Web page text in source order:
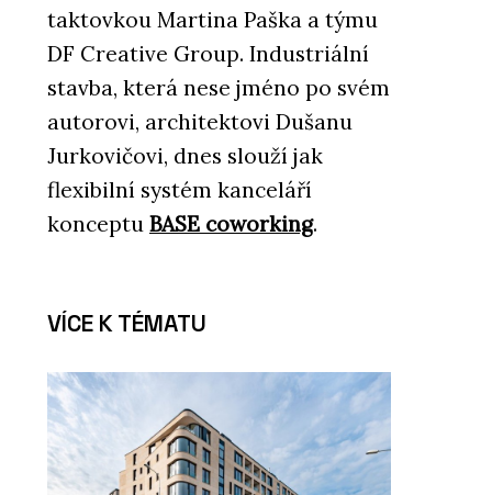
taktovkou Martina Paška a týmu
DF Creative Group. Industriální
stavba, která nese jméno po svém
autorovi, architektovi Dušanu
Jurkovičovi, dnes slouží jak
flexibilní systém kanceláří
konceptu BASE coworking.
VÍCE K TÉMATU